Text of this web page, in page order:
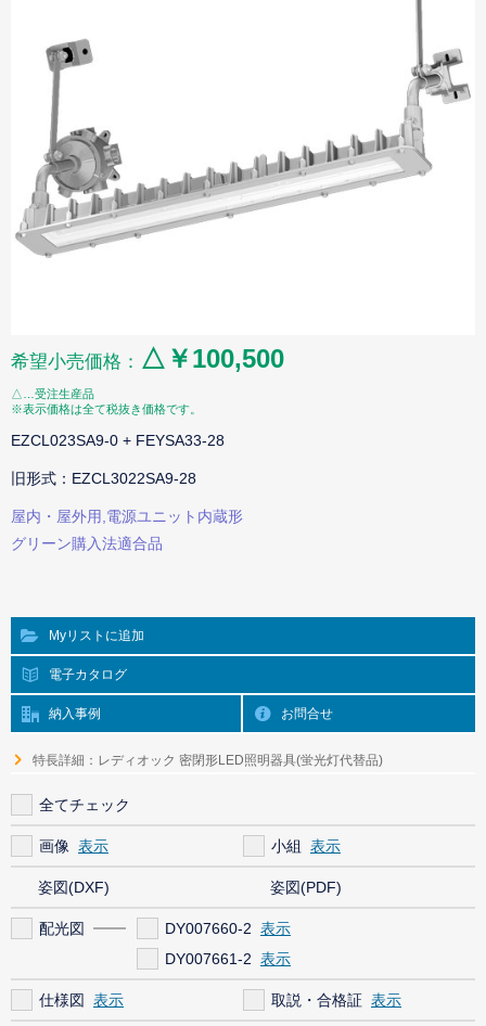
希望小売価格： △￥100,500
△…受注生産品
※表示価格は全て税抜き価格です。
EZCL023SA9-0 + FEYSA33-28
旧形式：EZCL3022SA9-28
屋内・屋外用,電源ユニット内蔵形
グリーン購入法適合品
Myリストに追加
電子カタログ
納入事例 お問合せ
特長詳細：レディオック 密閉形LED照明器具(蛍光灯代替品)
全てチェック
画像 小組
姿図(DXF) 姿図(PDF)
配光図
DY007660-2
DY007661-2
仕様図 取説・合格証